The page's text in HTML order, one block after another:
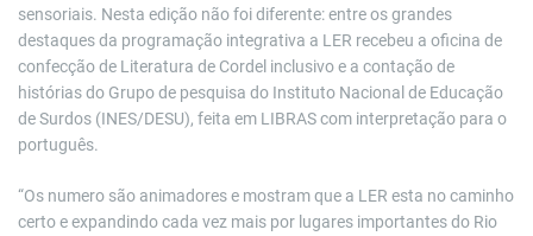
sensoriais. Nesta edição não foi diferente: entre os grandes
destaques da programação integrativa a LER recebeu a oficina de
confecção de Literatura de Cordel inclusivo e a contação de
histórias do Grupo de pesquisa do Instituto Nacional de Educação
de Surdos (INES/DESU), feita em LIBRAS com interpretação para o
português.
“Os numero são animadores e mostram que a LER esta no caminho
certo e expandindo cada vez mais por lugares importantes do Rio